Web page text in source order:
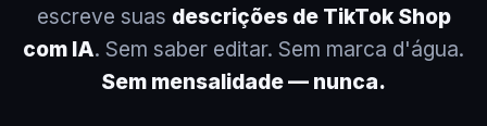
escreve suas descrições de TikTok Shop
com IA. Sem saber editar. Sem marca d'água.
Sem mensalidade — nunca.